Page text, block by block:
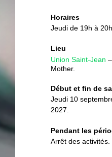
Horaires
Jeudi de 19h à
Lieu
Union Saint-Jean
Mother.
Début et fin de
Jeudi 10
2027.
Pendant les
Arrêt des activités.